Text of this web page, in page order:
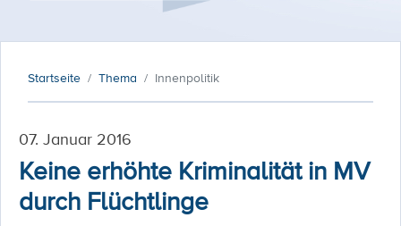
Startseite Thema Innenpolitik
07. Januar 2016
Keine erhöhte Kriminalität in MV
durch Flüchtlinge